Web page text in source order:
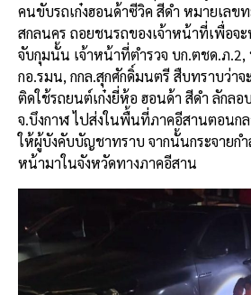
คนขับรถเก๋งฮอนด้าซีวิค สีดำ หมายเลข
สกลนคร ถอยชนรถของเจ้าหน้าที่เพื่อจ
จับกุมนั้น เจ้าหน้าที่ตำรวจ บก.ตชด.ภ.2,
กอ.รมน, กกล.สุกศักดิ์มนตรี สืบทราบว่า
ติดใช้รถยนต์เก๋งยี่ห้อ ฮอนด้า สีดำ ลักลอ
จ.บึงกาฬ ไปส่งในพื้นที่ภาคอีสานตอนกล
ให้ผู้บังคับบัญชาทราบ จากนั้นกระจายก
หน้ามาในจังหวัดทางภาคอีสาน